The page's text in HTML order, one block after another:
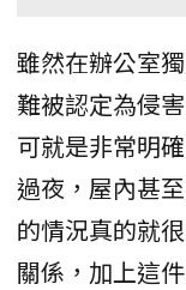
雖然在辦公室
難被認定為侵
可就是非常明
過夜，屋內甚
的情況真的就
關係，加上這